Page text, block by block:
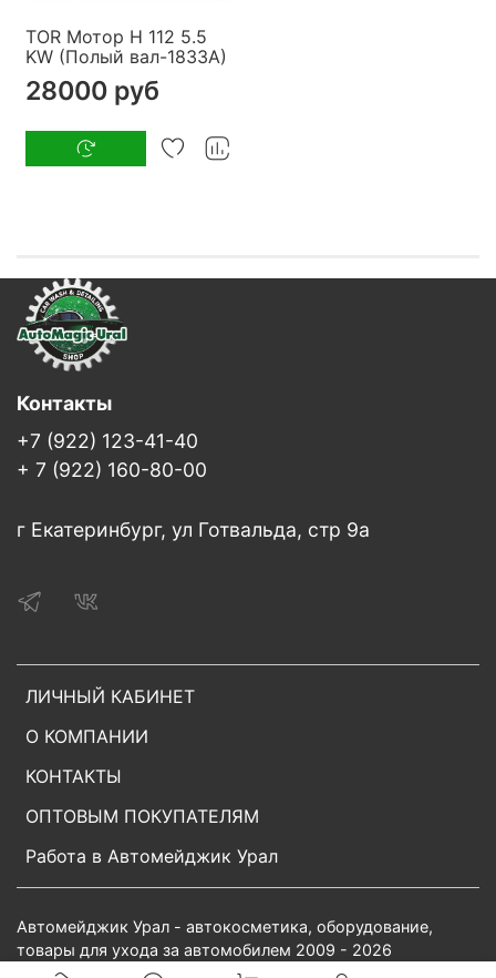
TOR Мотор H 112 5.5
KW (Полый вал-1833A)
28000 руб
ЛИЧНЫЙ КАБИНЕТ
О КОМПАНИИ
КОНТАКТЫ
ОПТОВЫМ ПОКУПАТЕЛЯМ
Работа в Автомейджик Урал
Контакты
+7 (922) 123-41-40
+ 7 (922) 160-80-00
г Екатеринбург, ул Готвальда, стр 9а
Автомейджик Урал - автокосметика, оборудование,
товары для ухода за автомобилем 2009 - 2026